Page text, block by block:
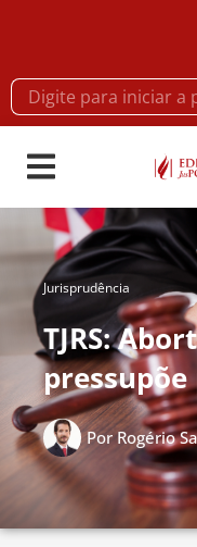
Jurisprudência
TJRS:
PorRogério